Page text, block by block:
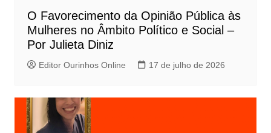
O Favorecimento da Opinião Pública às
Mulheres no Âmbito Político e Social –
Por Julieta Diniz
Editor Ourinhos Online 17 de julho de 2026